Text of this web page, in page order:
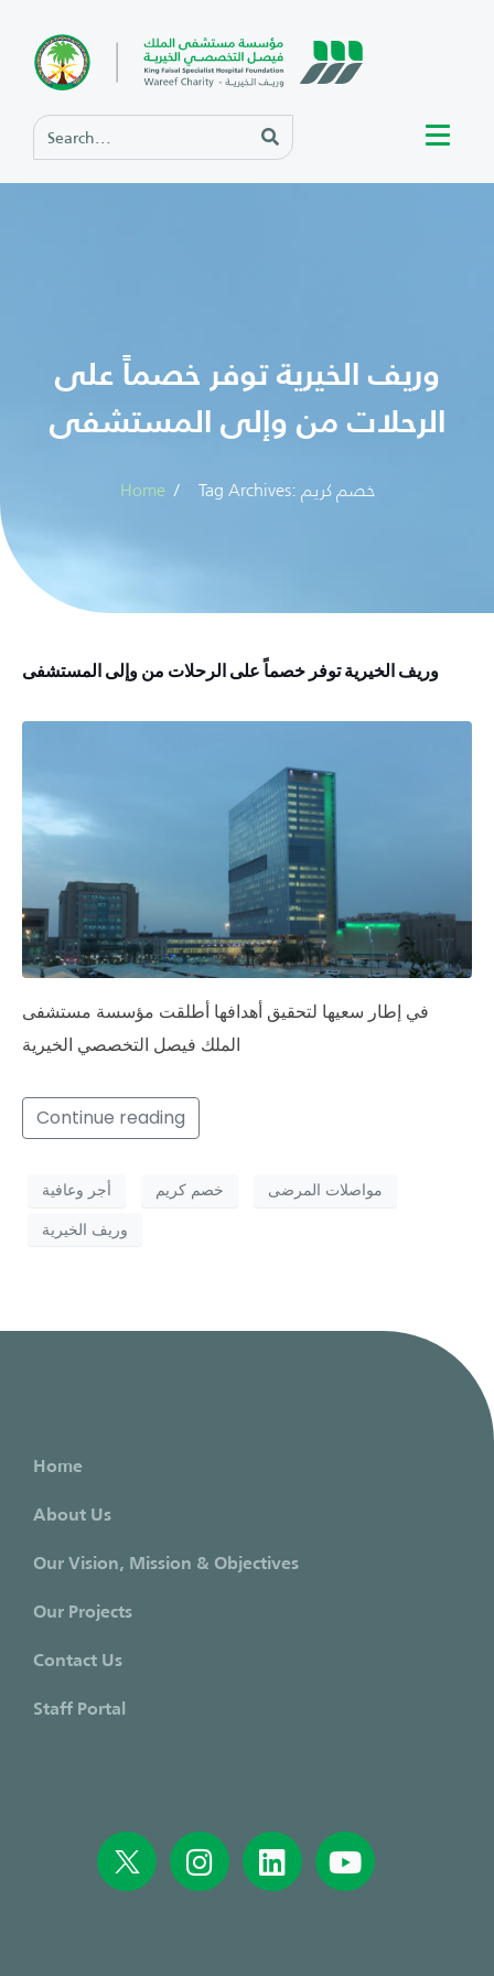
وريف الخيرية توفر خصماً على
الرحلات من وإلى المستشفى
Home Tag Archives: خصم كريم
وريف الخيرية توفر خصماً على الرحلات من وإلى المستشفى
في إطار سعيها لتحقيق أهدافها أطلقت مؤسسة مستشفى
الملك فيصل التخصصي الخيرية
Continue reading
أجر وعافية خصم كريم
مواصلات المرضى
وريف الخيرية
Home
About Us
Our Vision, Mission & Objectives
Our Projects
Contact Us
Staff Portal